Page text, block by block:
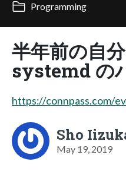
Programming
半年前の自
systemd の
https://connpass.com/
Sho
May 19, 2019